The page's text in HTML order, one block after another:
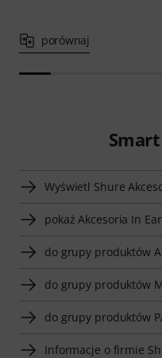
porównaj
Wyświetl Shure
pokaż Akcesoria In
do grupy produktów
do grupy produktów
do grupy produktów
Informacje o firmie